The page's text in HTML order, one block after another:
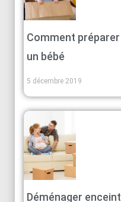
Comment
un bébé
5 décembre 2019
Déménager